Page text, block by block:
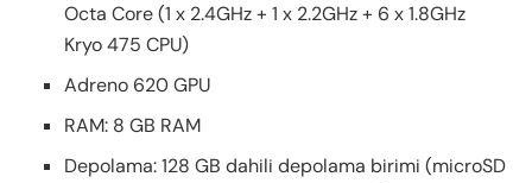
Octa Core (1 x 2.4GHz + 1 x 2.2GHz + 6 x 1.8GHz
Kryo 475 CPU)
Adreno 620 GPU
RAM: 8 GB RAM
Depolama: 128 GB dahili depolama birimi (microSD